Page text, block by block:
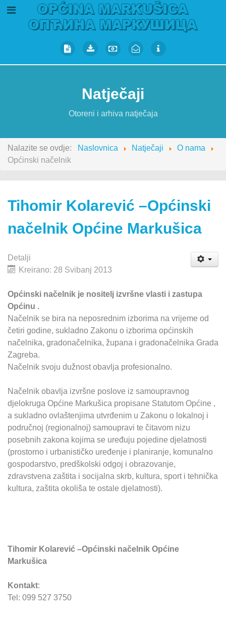
Natječaji
Otoreni i arhiva natječaja
Nalazite se ovdje: Naslovnica Natječaji
O nama
Općinski načelnik
Tihomir Kolarević –Općinski
načelnik Općine Markušica
Detalji
Kreirano: 28 Svibanj 2013
Općinski načelnik je nositelj izvršne vlasti i zastupa
Općinu .
Načelnik se bira na neposrednim izborima na vrijeme od
četiri godine, sukladno Zakonu o izborima općinskih
načelnika, gradonačelnika, župana i gradonačelnika Grada
Zagreba.
Načelnik svoju dužnost obavlja profesionalno.
Načelnik obavlja izvršne poslove iz samoupravnog
djelokruga Općine Markušica propisane Statutom Općine ,
a sukladno ovlaštenjima utvrđenim u Zakonu o lokalnoj i
područnoj (regionalnoj) samoupravi te čitavom nizu
posebnih zakona kojima se uređuju pojedine djelatnosti
(prostorno i urbanističko uređenje i planiranje, komunalno
gospodarstvo, predškolski odgoj i obrazovanje,
zdravstvena zaštita i socijalna skrb, kultura, sport i tehnička
kultura, zaštita okoliša te ostale djelatnosti).
Tihomir Kolarević –Općinski načelnik Općine
Markušica
Kontakt:
Tel: 099 527 3750